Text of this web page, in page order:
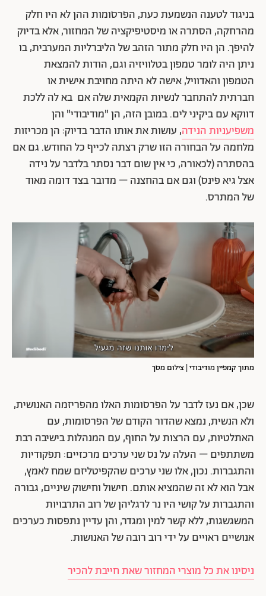
בניגוד לטענה הנשמעת כעת, הפרסומות ההן לא היו חלק
מהרחקה, הסתרה או מיסטיפיקציה של המחזור, אלא בדיוק
להיפך. הן היו חלק מתור הזהב של הליברליות המערבית, בו
ניתן היה לומר טמפון בטלוויזיה וגם, הודות להמצאת
הטמפון והאדוויל, אישה לא היתה מחויבת אישית או
חברתית להתחבר לנשיות הקמאית שלה אם בא לה ללכת
דווקא עם ביקיני לים.במובן הזה, הן "מודיבודי" והן
משפיעניות הנידה, עושות את אותו הדבר בדיוק: הן מכריזות
מלחמה על הבחורה הזו שרק רצתה לכייף כל החודש. גם אם
בהסתרה (לכאורה, כי אין שום דבר נסתר בלדבר על נידה
אצל גיא פינס) וגם אם בהחצנה – מדובר בצד דומה מאוד
של המתרס.
מתוך קמפיין מודיבודי | צילום מסך
שכן, אם נעז לדבר על הפרסומות האלו מהפריזמה האנושית,
ולא הנשית, נמצא שהדור הקודם של הפרסומות, עם
האתלטיות, עם הרצות על החוף, עם המנהלות בישיבה רבת
משתתפים – העלה על נס שני ערכים מרכזיים: תפקודיות
והתגברות. נכון, אלו שני ערכים שהקפיטליזם שמח לאמץ,
אבל הוא לא זה שהמציא אותם. חישול וחישוק שיניים, גבורה
והתגברות על קושי היו נר לרגליהן של רוב התרבויות
המשגשגות, ללא קשר למין ומגדר, והן עדיין נתפסות כערכים
אנושיים ראויים על ידי רוב רובה של האנושות.
ניסינו את כל מוצרי המחזור שאת חייבת להכיר